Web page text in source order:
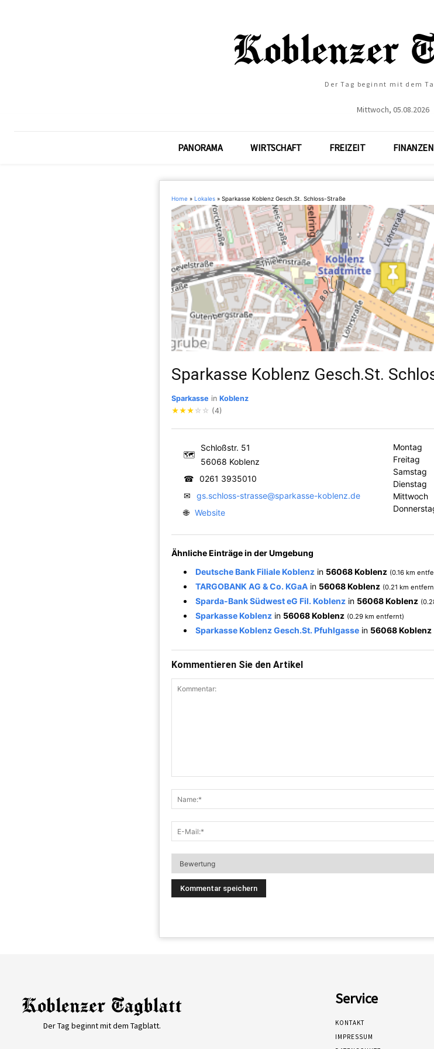
Der Tag beginnt mit dem
Mittwoch, 05.08.2026
PANORAMA WIRTSCHAFT FREIZEIT FINANZEN
Home » Lokales » Sparkasse Koblenz Gesch.St. Schloss-Straße
Sparkasse Koblenz Gesch.St.
Sparkasse in Koblenz
★★★ ☆ ☆ (4)
🗺
Schloßstr. 51
56068 Koblenz
☎ 0261 3935010
✉
gs.schloss-strasse@sparkasse-koblenz.de
🌐 Website
Montag
Freitag
Samstag
Dienstag
Mittwoch
Ähnliche Einträge in der Umgebung
Deutsche Bank Filiale Koblenz in 56068 Koblenz (0.16 km
TARGOBANK AG & Co. KGaA in 56068 Koblenz (0.21 km
Sparda-Bank Südwest eG Fil. Koblenz in 56068 Koblenz
Sparkasse Koblenz in 56068 Koblenz (0.29 km entfernt)
Sparkasse Koblenz Gesch.St. Pfuhlgasse in 56068 Koblenz
Kommentieren Sie den Artikel
Der Tag beginnt mit dem Tagblatt.
Service
KONTAKT
IMPRESSUM